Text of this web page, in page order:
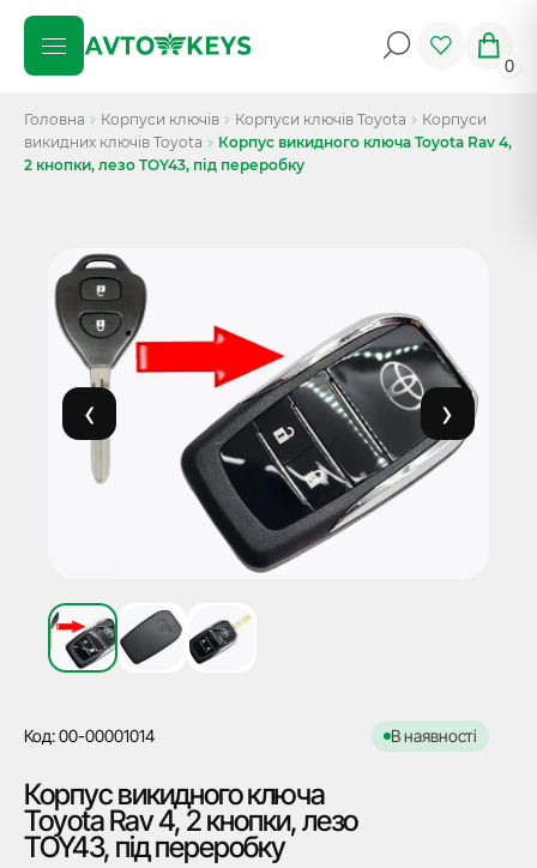
0
Головна Корпуси ключів Корпуси ключів Toyota
Корпуси
викидних ключів Toyota
Корпус викидного ключа Toyota Rav 4,
2 кнопки, лезо TOY43, під переробку
Код: 00-00001014 В наявності
Корпус викидного ключа
Toyota Rav 4, 2 кнопки, лезо
TOY43, під переробку